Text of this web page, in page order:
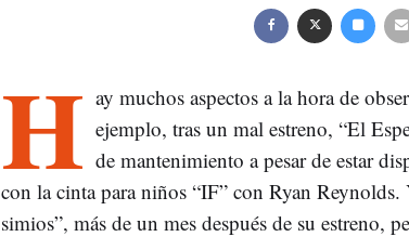
H ay muchos aspectos a la hora de
ejemplo, tras un mal estreno, “El
de mantenimiento a pesar de estar
con la cinta para niños “IF” con Ryan
simios”, más de un mes después de su estreno,